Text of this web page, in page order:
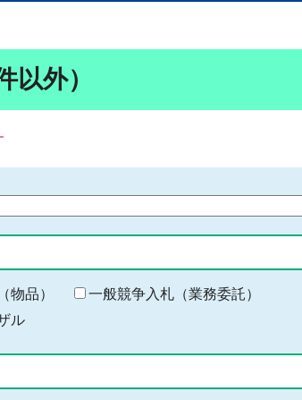
以外）
物品）
一般競争入札（業務委託）
ル